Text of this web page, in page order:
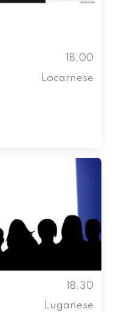
18.00
Locarnese
18.30
Luganese